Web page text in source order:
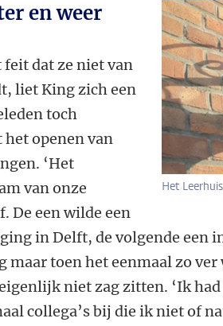
Het
en weer
feit dat ze niet van
liet King zich een
toch
openen van
‘Het
van onze
De een wilde een
in Delft, de volgende een
toen het eenmaal zo ver
niet zag zitten. ‘Ik
collega’s bij die ik niet of